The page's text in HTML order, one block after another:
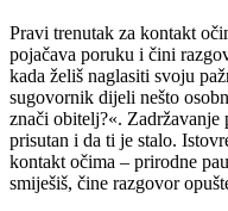
Pravi trenutak za kontakt
pojačava poruku i čini
kada želiš naglasiti svoju
sugovornik dijeli nešto
znači obitelj?«. Zadržavanje
prisutan i da ti je stalo.
kontakt očima – prirodne
smiješiš, čine razgovor